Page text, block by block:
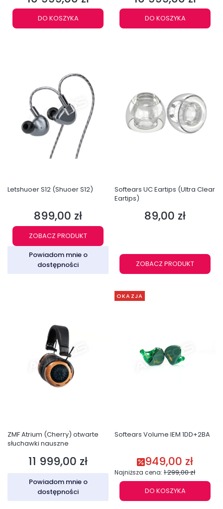
DO KOSZYKA DO KOSZYKA
Letshuoer S12 (Shuoer S12)
Cena
899,00 zł
ZOBACZ PRODUKT
Powiadom mnie o
dostępności
Softears UC Eartips (Ultra Clear
Eartips)
Cena
89,00 zł
ZOBACZ PRODUKT
ZMF Atrium (Cherry) otwarte
słuchawki nauszne
Cena
11 999,00 zł
Powiadom mnie o
dostępności
OKAZJA
Softears Volume IEM 1DD+2BA
Cena promocyjna
949,00 zł
Najniższa cena: 1 299,00 zł
DO KOSZYKA